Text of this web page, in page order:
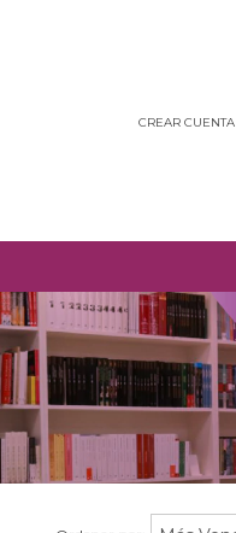
CREAR CUENTA